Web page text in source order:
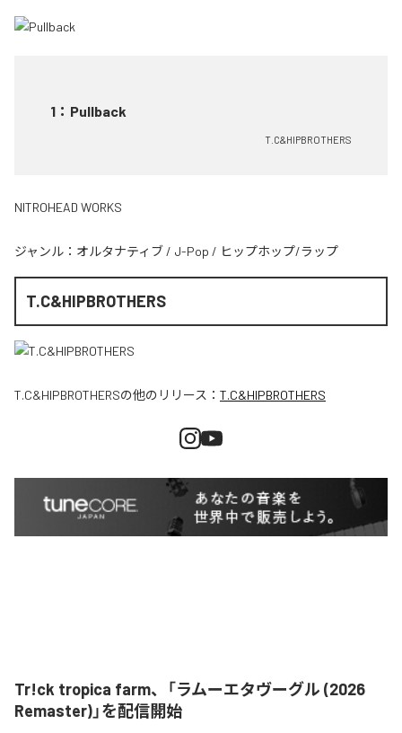
1 ： Pullback
T.C&HIPBROTHERS
NITROHEAD WORKS
ジャンル： オルタナティブ / J-Pop / ヒップホップ/ラップ
T.C&HIPBROTHERS
T.C&HIPBROTHERSの他のリリース： T.C&HIPBROTHERS
Tr!ck tropica farm、「ラムーエタヴーグル (2026
Remaster)」を配信開始